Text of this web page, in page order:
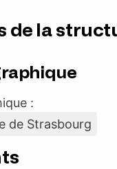
de la
:
de Strasbourg